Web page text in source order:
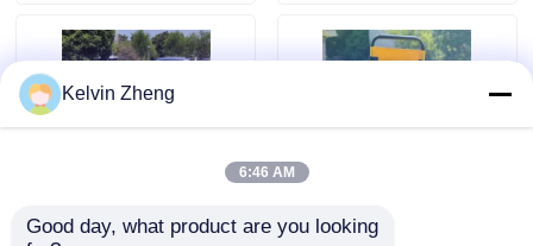
ข่าว
ขอทุน
ผสมผสมผสมผสมผสม
ผสมผสมผสมผสมผสม
ผสมผสมผสมผสมผสม
ผสมผสมผสมผสมผสม
ผสมผสมผสมผสมผสม
ผสมผสมผสมผสมผสม
Kelvin Zheng
6:46 AM
Good day, what product are you looking